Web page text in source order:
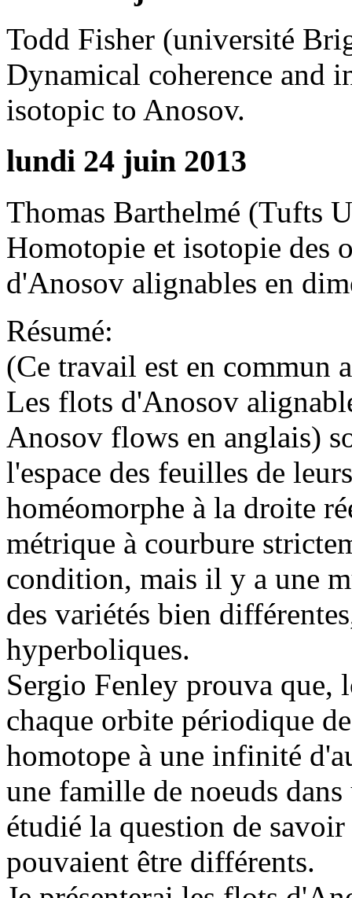
Todd Fisher (université
Dynamical coherence and
isotopic to Anosov.
lundi 24 juin 2013
Thomas Barthelmé (Tufts
Homotopie et isotopie des
d'Anosov alignables en
Résumé:
(Ce travail est en commun
Les flots d'Anosov
Anosov flows en anglais)
l'espace des feuilles de
homéomorphe à la droite
métrique à courbure
condition, mais il y a une
des variétés bien
hyperboliques.
Sergio Fenley prouva que,
chaque orbite périodique
homotope à une infinité
une famille de noeuds
étudié la question de
pouvaient être différents.